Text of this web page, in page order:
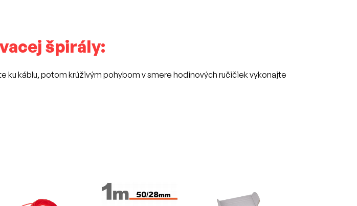
špirály:
ku káblu, potom krúživým pohybom v smere hodinových ručičiek vykonajte